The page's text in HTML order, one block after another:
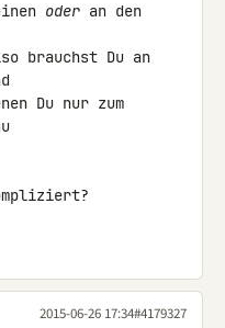
oder an den
brauchst Du an
Du nur zum
2015-06-26 17:34#4179327